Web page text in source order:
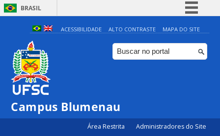
BRASIL
Simplifique!
Comunica BR
Participe
ACESSIBILIDADE ALTO CONTRASTE MAPA DO SITE
Campus Blumenau
Área Restrita Administradores do Site